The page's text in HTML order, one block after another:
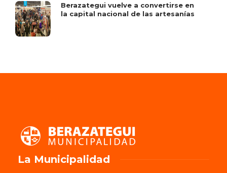
Berazategui vuelve a convertirse en
la capital nacional de las artesanías
La Municipalidad